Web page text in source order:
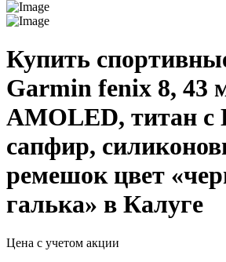
Купить
Garmin fenix 8, 43
AMOLED, титан с
сапфир,
ремешок цвет
галька» в Калуге
Цена с учетом акции